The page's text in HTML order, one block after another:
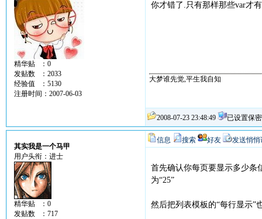
精华贴 ：0
发贴数 ：2033
经验值 ：5130
注册时间：2007-06-03
你才错了.只有那样那些var才
大梦谁先觉,平生我自知
2008-07-23 23:48:49 已设置保密
其实我是一个马甲
用户头衔：进士
精华贴 ：0
发贴数 ：717
信息 搜索 好友 发送悄悄
首先确认你每页要显示多少条
为“25”
然后把列表模板的“每行显示”